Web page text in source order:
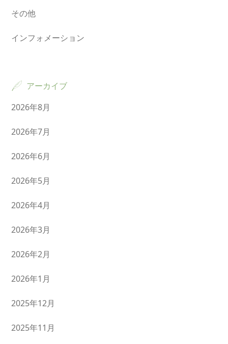
その他
インフォメーション
アーカイブ
2026年8月
2026年7月
2026年6月
2026年5月
2026年4月
2026年3月
2026年2月
2026年1月
2025年12月
2025年11月